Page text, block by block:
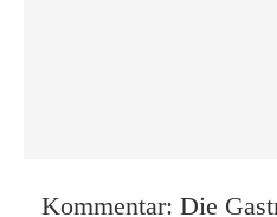
Kommentar: Die